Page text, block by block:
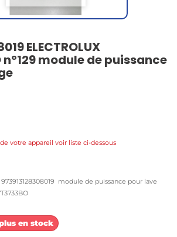
ELECTROLUX
n°129 module de puissance
votre appareil voir liste ci-dessous
module de puissance pour lave
en stock